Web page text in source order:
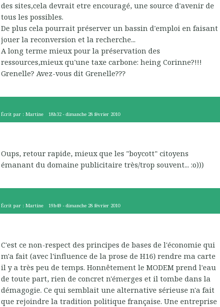
des sites,cela devrait etre encouragé, une source d'avenir de
tous les possibles.
De plus cela pourrait préserver un bassin d'emploi en faisant
jouer la reconversion et la recherche...
A long terme mieux pour la préservation des
ressources,mieux qu'une taxe carbone: heing Corinne?!!!
Grenelle? Avez-vous dit Grenelle???
Écrit par : Martine 18h32 -dimanche 28 février 2010
Oups, retour rapide, mieux que les "boycott" citoyens
émanant du domaine publicitaire très/trop souvent... :o)))
Écrit par : Martine 19h49 -dimanche 28 février 2010
C'est ce non-respect des principes de bases de l'économie qui
m'a fait (avec l'influence de la prose de H16) rendre ma carte
il y a très peu de temps. Honnêtement le MODEM prend l'eau
de toute part, rien de concret n'émerges et il tombe dans la
démagogie. Ce qui semblait une alternative sérieuse n'a fait
que rejoindre la tradition politique française. Une entreprise